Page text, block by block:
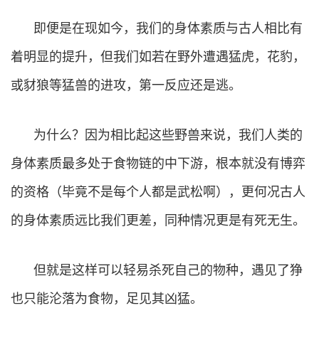
即便是在现如今，我们的身体素质与古人相比有
着明显的提升，但我们如若在野外遭遇猛虎，花豹，
或豺狼等猛兽的进攻，第一反应还是逃。
为什么？因为相比起这些野兽来说，我们人类的
身体素质最多处于食物链的中下游，根本就没有博弈
的资格（毕竟不是每个人都是武松啊），更何况古人
的身体素质远比我们更差，同种情况更是有死无生。
但就是这样可以轻易杀死自己的物种，遇见了狰
也只能沦落为食物，足见其凶猛。